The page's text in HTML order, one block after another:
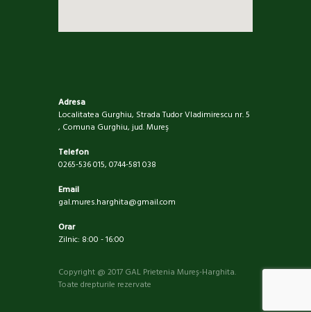
Adresa
Localitatea Gurghiu, Strada Tudor Vladimirescu nr. 5
, Comuna Gurghiu, jud. Mureş
Telefon
0265-536 015, 0744-581 038
Email
gal.mures.harghita@gmail.com
Orar
Zilnic: 8:00 - 16:00
Copyright @ 2017 GAL Prietenia Mureș-Harghita.
Toate drepturile rezervate